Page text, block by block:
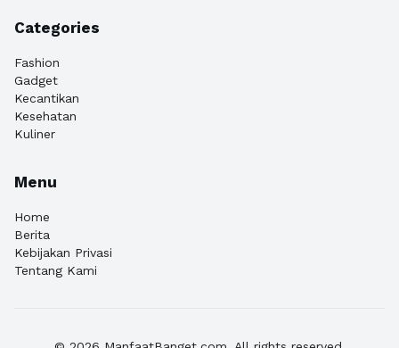
Categories
Fashion
Gadget
Kecantikan
Kesehatan
Kuliner
Menu
Home
Berita
Kebijakan Privasi
Tentang Kami